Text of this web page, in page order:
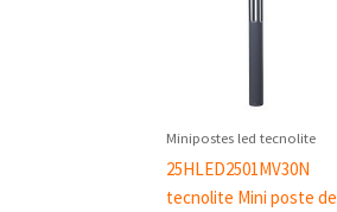
Minipostes led tecnolite
25HLED2501MV30N
tecnolite Mini poste de